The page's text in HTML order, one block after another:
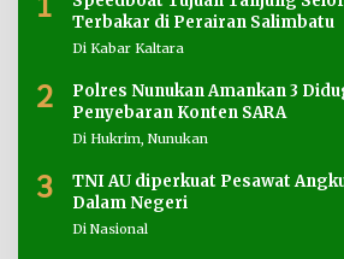
Terbakar di Perairan Salimbatu
Di Kabar Kaltara
2
Polres Nunukan Amankan 3
Penyebaran Konten SARA
Di Hukrim, Nunukan
3
TNI AU diperkuat Pesawat
Dalam Negeri
Di Nasional